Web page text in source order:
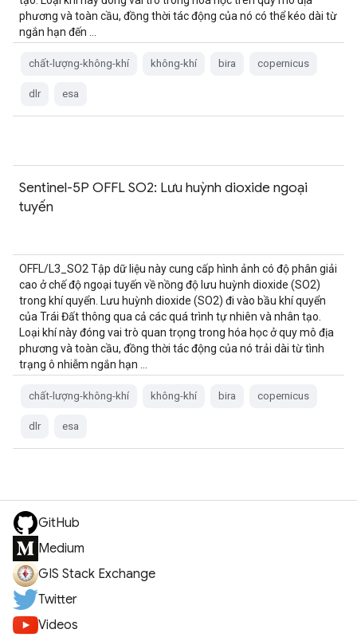
phương và toàn cầu, đồng thời tác động của nó có thể kéo dài từ
ngắn hạn đến …
chất-lượng-không-khí không-khí bira copernicus
dlr esa
Sentinel-5P OFFL SO2: Lưu huỳnh dioxide ngoại
tuyến
OFFL/L3_SO2 Tập dữ liệu này cung cấp hình ảnh có độ phân giải
cao ở chế độ ngoại tuyến về nồng độ lưu huỳnh dioxide (SO2)
trong khí quyển. Lưu huỳnh dioxide (SO2) đi vào bầu khí quyển
của Trái Đất thông qua cả các quá trình tự nhiên và nhân tạo.
Loại khí này đóng vai trò quan trọng trong hóa học ở quy mô địa
phương và toàn cầu, đồng thời tác động của nó trải dài từ tình
trạng ô nhiễm ngắn hạn …
chất-lượng-không-khí không-khí bira copernicus
dlr esa
GitHub
Medium
GIS Stack Exchange
Twitter
Videos